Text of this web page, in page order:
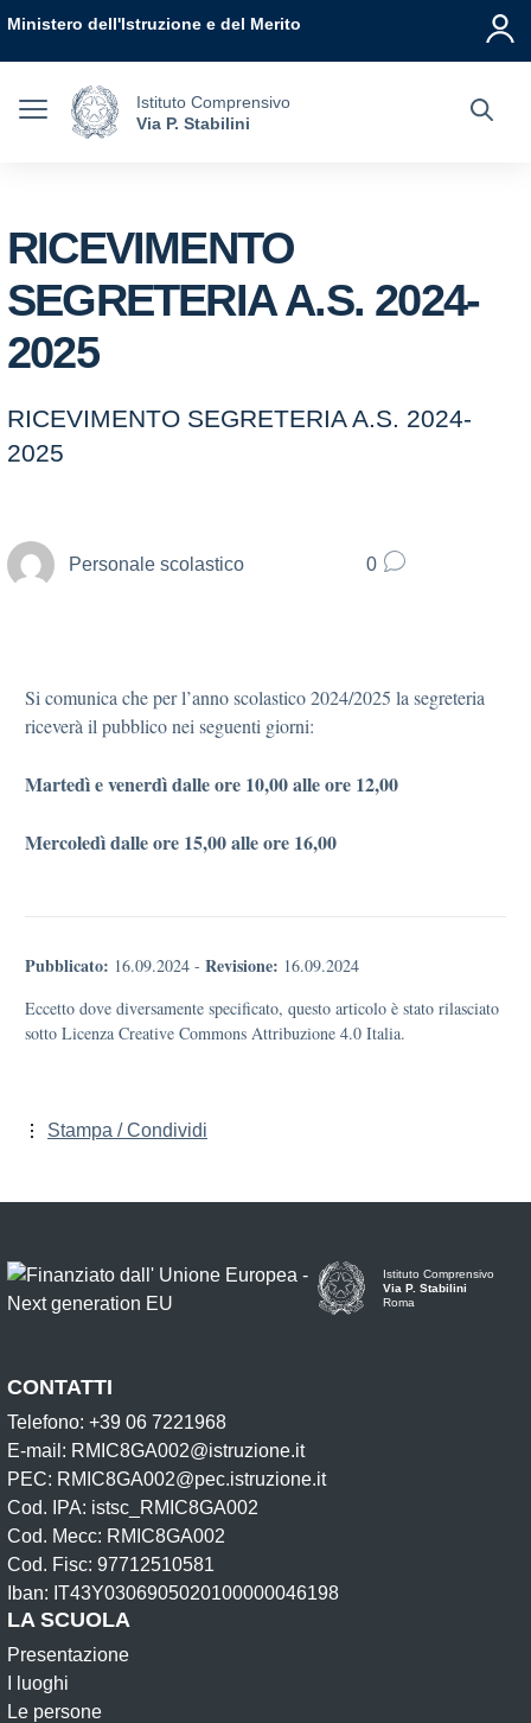
Ministero dell'Istruzione e del Merito
Istituto Comprensivo
Via P. Stabilini
RICEVIMENTO
SEGRETERIA A.S. 2024-
2025
RICEVIMENTO SEGRETERIA A.S. 2024-
2025
Personale scolastico 0
Si comunica che per l’anno scolastico 2024/2025 la segreteria
riceverà il pubblico nei seguenti giorni:
Martedì e venerdì dalle ore 10,00 alle ore 12,00
Mercoledì dalle ore 15,00 alle ore 16,00
Pubblicato: 16.09.2024 - Revisione: 16.09.2024
Eccetto dove diversamente specificato, questo articolo è stato rilasciato
sotto Licenza Creative Commons Attribuzione 4.0 Italia.
Stampa / Condividi
Istituto Comprensivo
Via P. Stabilini
Roma
CONTATTI
Telefono: +39 06 7221968
E-mail: RMIC8GA002@istruzione.it
PEC: RMIC8GA002@pec.istruzione.it
Cod. IPA: istsc_RMIC8GA002
Cod. Mecc: RMIC8GA002
Cod. Fisc: 97712510581
Iban: IT43Y0306905020100000046198
LA SCUOLA
Presentazione
I luoghi
Le persone